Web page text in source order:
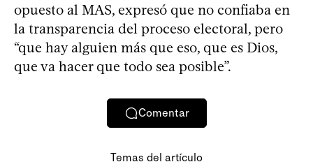
opuesto al MAS, expresó que no confiaba en
la transparencia del proceso electoral, pero
“que hay alguien más que eso, que es Dios,
que va hacer que todo sea posible”.
Comentar
Temas del artículo